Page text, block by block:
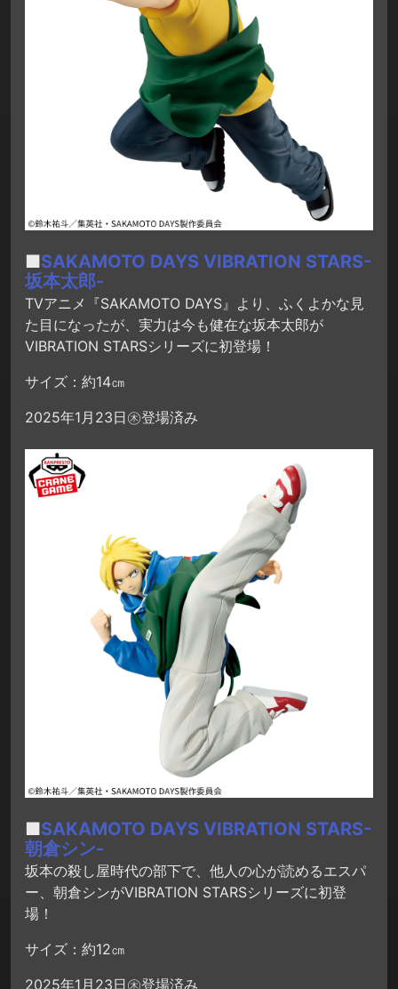
■SAKAMOTO DAYS VIBRATION STARS-
坂本太郎-
TVアニメ『SAKAMOTO DAYS』より、ふくよかな見
た目になったが、実力は今も健在な坂本太郎が
VIBRATION STARSシリーズに初登場！
サイズ：約14㎝
2025年1月23日㊍登場済み
■SAKAMOTO DAYS VIBRATION STARS-
朝倉シン-
坂本の殺し屋時代の部下で、他人の心が読めるエスパ
ー、朝倉シンがVIBRATION STARSシリーズに初登
場！
サイズ：約12㎝
2025年1月23日㊍登場済み